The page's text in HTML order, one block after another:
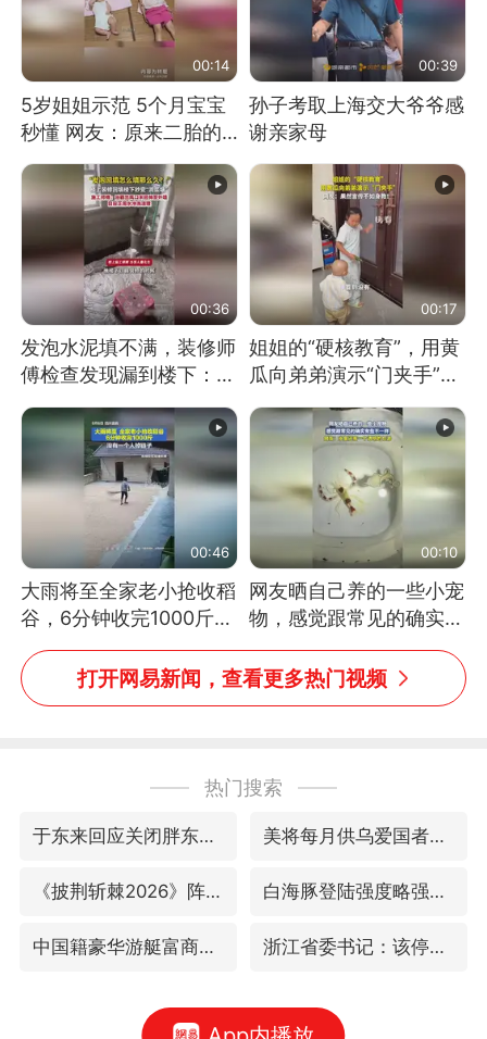
00:14
5岁姐姐示范 5个月宝宝
秒懂 网友：原来二胎的
快乐长这样
00:39
孙子考取上海交大爷爷感
谢亲家母
00:36
发泡水泥填不满，装修师
傅检查发现漏到楼下：出
风口未延伸到外墙
00:17
姐姐的“硬核教育”，用黄
瓜向弟弟演示“门夹手”，
网友：果然言传不如身
教！
00:46
大雨将至全家老小抢收稻
谷，6分钟收完1000斤，
没有一个人掉链子
00:10
网友晒自己养的一些小宠
物，感觉跟常见的确实有
些不一样
打开网易新闻，查看更多热门视频
热门搜索
于东来回应关闭胖东来生活广场店 美将每月供乌爱国者拦截导弹
《披荆斩棘2026》阵容官宣 白海豚登陆强度略强于巴威
中国籍豪华游艇富商之子在泰国被杀 浙江省委书记：该停下的坚决停下来